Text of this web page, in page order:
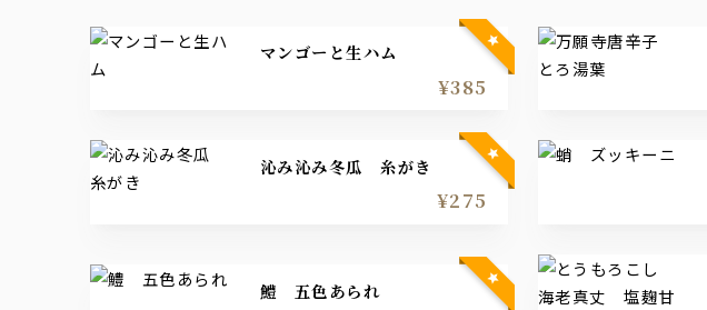
マンゴーと生ハム
¥385
沁み沁み冬瓜 糸がき
¥275
鱧 五色あられ